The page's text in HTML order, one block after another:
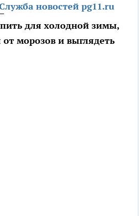
новостей pg11.ru
для холодной зимы,
морозов и выглядеть